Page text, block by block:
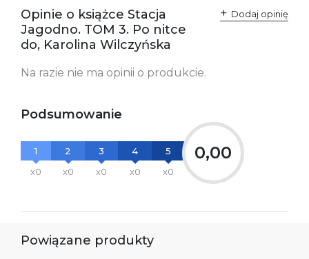
odpowiedzialne za
zgodność produktu z
przepisami:
Sp. z o.o.
ul. Fredry 8
61-701 Poznań
Polska
kontakt@wydajenamsie.pl
bezpieczeństwa:
Opinie o książce Stacja
Jagodno. TOM 3. Po nitce
do, Karolina Wilczyńska
Dodaj opinię
Na razie nie ma opinii o produkcie.
Podsumowanie
1
x0
2
x0
3
x0
4
x0
5
x0
0,00
Powiązane produkty